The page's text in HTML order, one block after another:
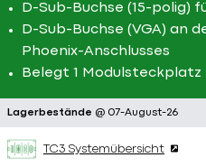
D-Sub-Buchse (15-polig)
D-Sub-Buchse (VGA) an
Phoenix-Anschlusses
Belegt 1 Modulsteckplatz
Lagerbestände @ 07-August-26
TC3 Systemübersicht